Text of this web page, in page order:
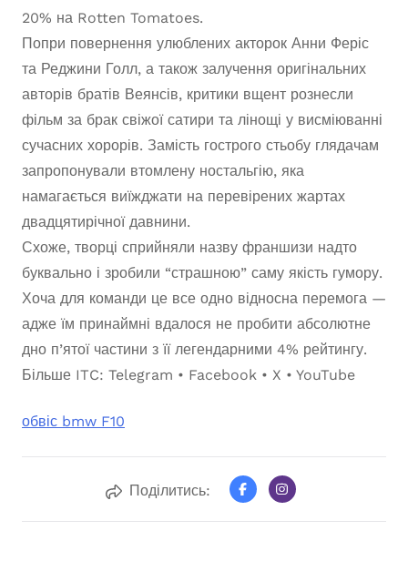
20% на Rotten Tomatoes.
Попри повернення улюблених акторок Анни Феріс
та Реджини Голл, а також залучення оригінальних
авторів братів Веянсів, критики вщент рознесли
фільм за брак свіжої сатири та лінощі у висміюванні
сучасних хорорів. Замість гострого стьобу глядачам
запропонували втомлену ностальгію, яка
намагається виїжджати на перевірених жартах
двадцятирічної давнини.
Схоже, творці сприйняли назву франшизи надто
буквально і зробили “страшною” саму якість гумору.
Хоча для команди це все одно відносна перемога —
адже їм принаймні вдалося не пробити абсолютне
дно п’ятої частини з її легендарними 4% рейтингу.
Більше ITC: Telegram • Facebook • X • YouTube
обвіс bmw F10
Поділитись: